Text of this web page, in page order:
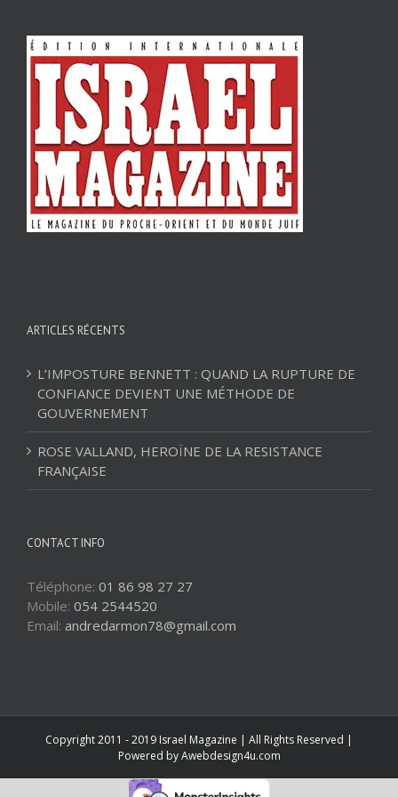
ARTICLES RÉCENTS
L’IMPOSTURE BENNETT : QUAND LA RUPTURE DE
CONFIANCE DEVIENT UNE MÉTHODE DE
GOUVERNEMENT
ROSE VALLAND, HEROÏNE DE LA RESISTANCE
FRANÇAISE
CONTACT INFO
Téléphone: 01 86 98 27 27
Mobile: 054 2544520
Email: andredarmon78@gmail.com
Copyright 2011 - 2019 Israel Magazine | All Rights Reserved |
Powered byAwebdesign4u.com